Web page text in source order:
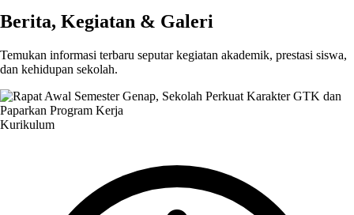
Berita, Kegiatan & Galeri
Temukan informasi terbaru seputar kegiatan akademik, prestasi siswa,
dan kehidupan sekolah.
Kurikulum